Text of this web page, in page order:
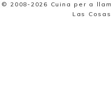
© 2008-2026 Cuina per a
Las